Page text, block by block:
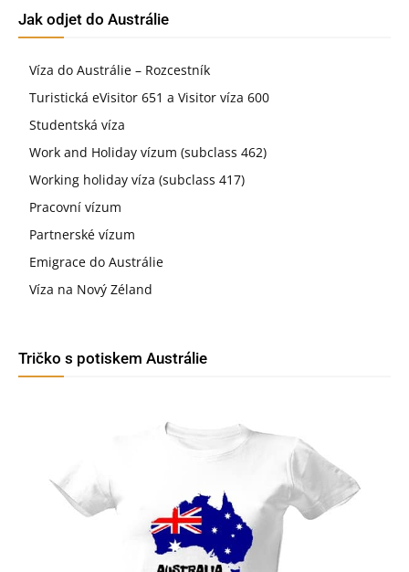
Jak odjet do Austrálie
Víza do Austrálie – Rozcestník
Turistická eVisitor 651 a Visitor víza 600
Studentská víza
Work and Holiday vízum (subclass 462)
Working holiday víza (subclass 417)
Pracovní vízum
Partnerské vízum
Emigrace do Austrálie
Víza na Nový Zéland
Tričko s potiskem Austrálie